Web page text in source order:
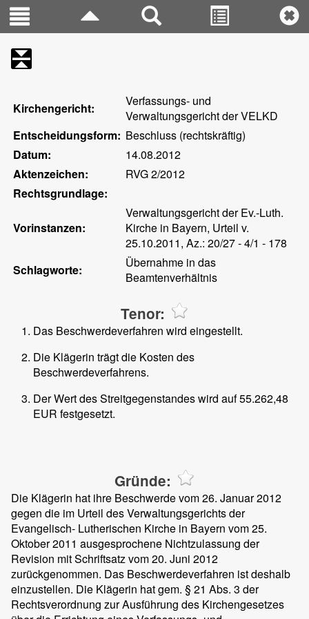
Kirchengericht:
Verfassungs- und
Verwaltungsgericht der VELKD
Entscheidungsform: Beschluss (rechtskräftig)
Datum:
14.08.2012
Aktenzeichen:
RVG 2/2012
Rechtsgrundlage:
Vorinstanzen:
Verwaltungsgericht der Ev.-Luth.
Kirche in Bayern, Urteil v.
25.10.2011, Az.: 20/27 - 4/1 - 178
Schlagworte:
Übernahme in das
Beamtenverhältnis
Tenor:
Das Beschwerdeverfahren wird eingestellt.
Die Klägerin trägt die Kosten des
Beschwerdeverfahrens.
Der Wert des Streitgegenstandes wird auf 55.262,48
EUR festgesetzt.
Gründe:
Die Klägerin hat ihre Beschwerde vom 26. Januar 2012
gegen die im Urteil des Verwaltungsgerichts der
Evangelisch- Lutherischen Kirche in Bayern vom 25.
Oktober 2011 ausgesprochene Nichtzulassung der
Revision mit Schriftsatz vom 20. Juni 2012
zurückgenommen. Das Beschwerdeverfahren ist deshalb
einzustellen. Die Klägerin hat gem. § 21 Abs. 3 der
Rechtsverordnung zur Ausführung des Kirchengesetzes